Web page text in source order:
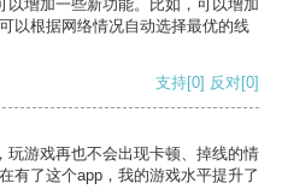
增加一些新功能。比如，可以增加
以根据网络情况自动选择最优的线
支持[0] 反对[0]
玩游戏再也不会出现卡顿、掉线的情
有了这个app，我的游戏水平提升了